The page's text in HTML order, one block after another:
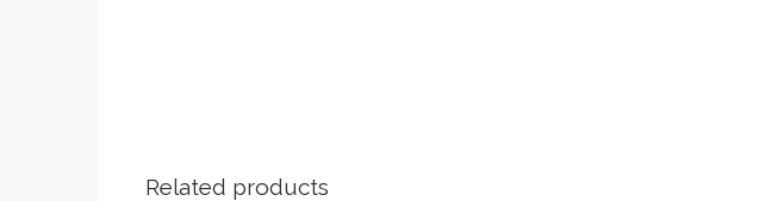
Related products